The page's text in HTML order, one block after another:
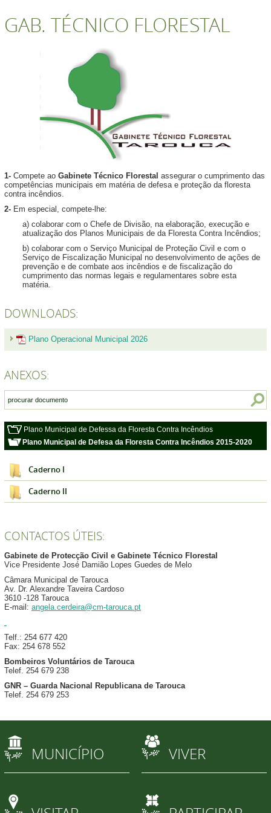
GAB. TÉCNICO FLORESTAL
1- Compete ao Gabinete Técnico Florestal assegurar o cumprimento das
competências municipais em matéria de defesa e proteção da floresta
contra incêndios.
2- Em especial, compete-lhe:
a) colaborar com o Chefe de Divisão, na elaboração, execução e
atualização dos Planos Municipais de da Floresta Contra Incêndios;
b) colaborar com o Serviço Municipal de Proteção Civil e com o
Serviço de Fiscalização Municipal no desenvolvimento de ações de
prevenção e de combate aos incêndios e de fiscalização do
cumprimento das normas legais e regulamentares sobre esta
matéria.
DOWNLOADS:
Plano Operacional Municipal 2026
ANEXOS:
Plano Municipal de Defessa da Floresta Contra Incêndios
Plano Municipal de Defesa da Floresta Contra Incêndios 2015-2020
Caderno I
Caderno II
CONTACTOS ÚTEIS:
Gabinete de Protecção Civil e Gabinete Técnico Florestal
Vice Presidente José Damião Lopes Guedes de Melo
Câmara Municipal de Tarouca
Av. Dr. Alexandre Taveira Cardoso
3610 -128 Tarouca
E-mail: angela.cerdeira@cm-tarouca.pt
Telf.: 254 677 420
Fax: 254 678 552
Bombeiros Voluntários de Tarouca
Telef. 254 679 238
GNR – Guarda Nacional Republicana de Tarouca
Telef. 254 679 253
MUNICÍPIO VIVER